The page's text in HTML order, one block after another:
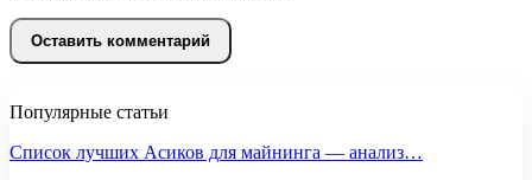
Популярные статьи
Список лучших Асиков для майнинга — анализ…